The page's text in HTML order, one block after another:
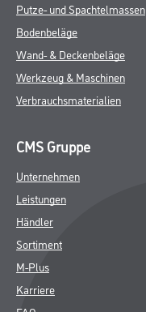
Putze- und Spachtelmassen
Bodenbeläge
Wand- & Deckenbeläge
Werkzeug & Maschinen
Verbrauchsmaterialien
CMS Gruppe
Unternehmen
Leistungen
Händler
Sortiment
M-Plus
Karriere